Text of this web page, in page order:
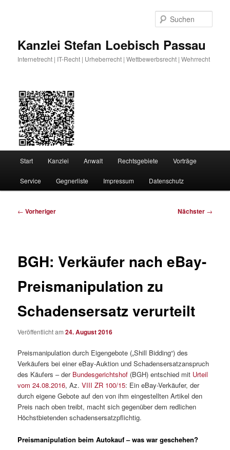
Kanzlei Stefan Loebisch Passau
Internetrecht | IT-Recht | Urheberrecht | Wettbewerbsrecht | Wehrrecht
Start Kanzlei Anwalt Rechtsgebiete Vorträge
Service Gegnerliste Impressum Datenschutz
Beitragsnavigation
← Vorheriger Nächster →
BGH: Verkäufer nach eBay-
Preismanipulation zu
Schadensersatz verurteilt
Veröffentlicht am24. August 2016
Preismanipulation durch Eigengebote („Shill Bidding“) des
Verkäufers bei einer eBay-Auktion und Schadensersatzanspruch
des Käufers – der Bundesgerichtshof (BGH) entschied mit Urteil
vom 24.08.2016, Az.VIII ZR 100/15: Ein eBay-Verkäufer, der
durch eigene Gebote auf den von ihm eingestellten Artikel den
Preis nach oben treibt, macht sich gegenüber dem redlichen
Höchstbietenden schadensersatzpflichtig.
Preismanipulation beim Autokauf – was war geschehen?